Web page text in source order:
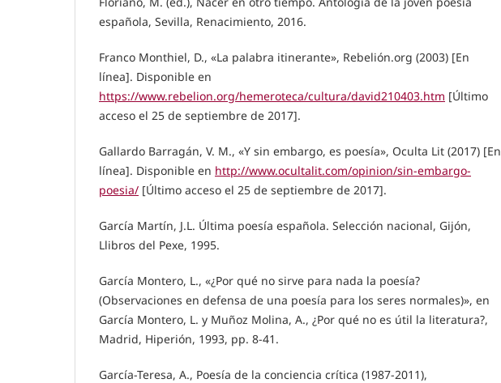
española, Sevilla, Renacimiento, 2016.
Franco Monthiel, D., «La palabra itinerante», Rebelión.org (2003) [En
línea]. Disponible en
https://www.rebelion.org/hemeroteca/cultura/david210403.htm [Último
acceso el 25 de septiembre de 2017].
Gallardo Barragán, V. M., «Y sin embargo, es poesía», Oculta Lit (2017) [En
línea]. Disponible en http://www.ocultalit.com/opinion/sin-embargo-
poesia/ [Último acceso el 25 de septiembre de 2017].
García Martín, J.L. Última poesía española. Selección nacional, Gijón,
Llibros del Pexe, 1995.
García Montero, L., «¿Por qué no sirve para nada la poesía?
(Observaciones en defensa de una poesía para los seres normales)», en
García Montero, L. y Muñoz Molina, A., ¿Por qué no es útil la literatura?,
Madrid, Hiperión, 1993, pp. 8-41.
García-Teresa, A., Poesía de la conciencia crítica (1987-2011),